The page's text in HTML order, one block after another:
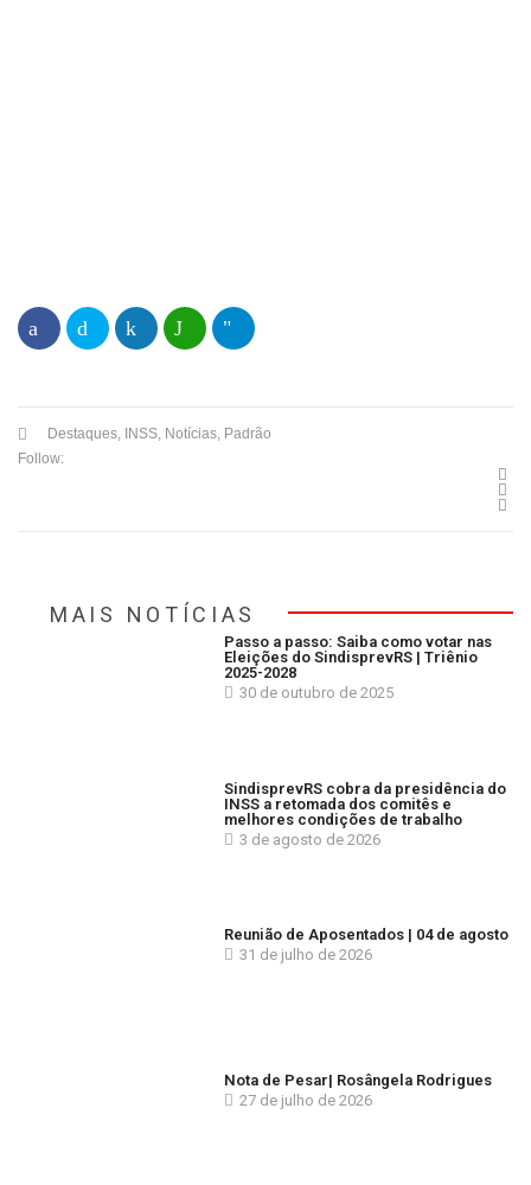
Destaques, INSS, Notícias, Padrão
Follow:
MAIS NOTÍCIAS
Passo a passo: Saiba como votar nas
Eleições do SindisprevRS | Triênio
2025-2028
30 de outubro de 2025
SindisprevRS cobra da presidência do
INSS a retomada dos comitês e
melhores condições de trabalho
3 de agosto de 2026
Reunião de Aposentados | 04 de agosto
31 de julho de 2026
Nota de Pesar| Rosângela Rodrigues
27 de julho de 2026